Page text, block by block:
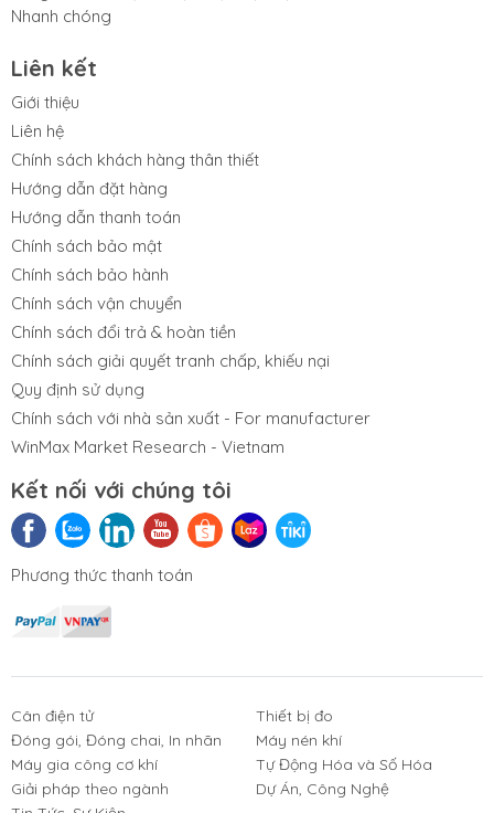
Nhanh chóng
Liên kết
Giới thiệu
Liên hệ
Chính sách khách hàng thân thiết
Hướng dẫn đặt hàng
Hướng dẫn thanh toán
Chính sách bảo mật
Chính sách bảo hành
Chính sách vận chuyển
Chính sách đổi trả & hoàn tiền
Chính sách giải quyết tranh chấp, khiếu nại
Quy định sử dụng
Chính sách với nhà sản xuất - For manufacturer
WinMax Market Research - Vietnam
Kết nối với chúng tôi
Phương thức thanh toán
Cân điện tử
Thiết bị đo
Đóng gói, Đóng chai, In nhãn
Máy nén khí
Máy gia công cơ khí
Tự Động Hóa và Số Hóa
Giải pháp theo ngành
Dự Án, Công Nghệ